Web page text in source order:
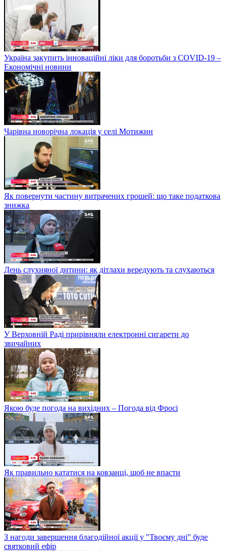
Україна закупить інноваційні ліки для боротьби з COVID-19 –
Економічні новини
Чарівна новорічна локація у селі Мотижин
Як повернути частину витрачених грошей: що таке податкова
знижка
День слухняної дитини: як дітлахи вередують та слухаються
У Верховній Раді прирівняли електронні сигарети до
звичайних
Якою буде погода на вихідних – Погода від Фросі
Як правильно кататися на ковзанці, щоб не впасти
З нагоди завершення благодійної акції у "Твоєму дні" буде
святковий ефір